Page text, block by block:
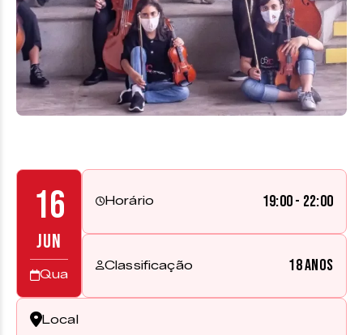
16
JUN
Qua
Horário 19:00 - 22:00
Classificação 18 anos
Local